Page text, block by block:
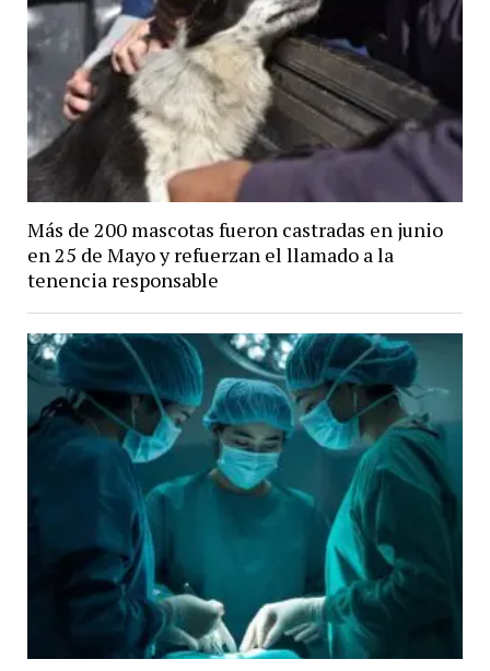
Más de 200 mascotas fueron castradas en junio
en 25 de Mayo y refuerzan el llamado a la
tenencia responsable